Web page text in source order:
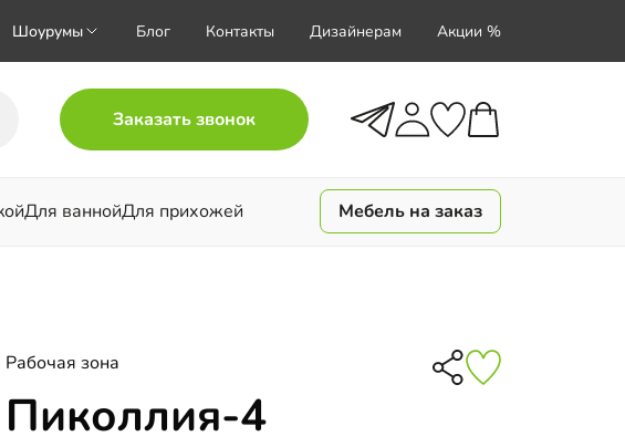
Шоурумы Блог Контакты Дизайнерам Акции %
Заказать звонок
Для ваннойДля прихожей Мебель на заказ
Рабочая зона
Пиколлия-4